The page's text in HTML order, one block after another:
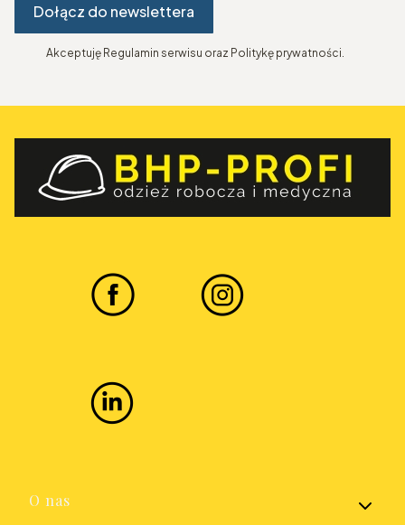
Dołącz do newslettera
Akceptuję Regulamin serwisu oraz Politykę prywatności.
Linki w stopce
O nas